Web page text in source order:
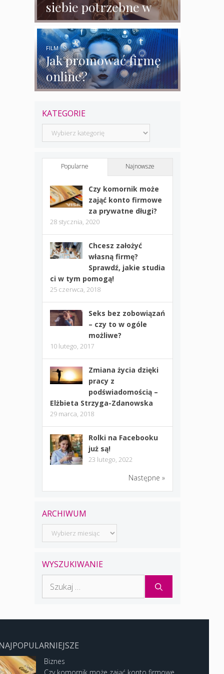
siebie potrzebne w
biznesie?
Jak promować firmę
online?
FILM
KATEGORIE
Kategorie
Popularne Najnowsze
Czy komornik może
zająć konto firmowe
za prywatne długi?
28 stycznia, 2020
Chcesz założyć
własną firmę?
Sprawdź, jakie studia
ci w tym pomogą!
25 czerwca, 2018
Seks bez zobowiązań
– czy to w ogóle
możliwe?
10 lutego, 2017
Zmiana życia dzięki
pracy z
podświadomością –
Elżbieta Strzyga-Zdanowska
29 marca, 2018
Rolki na Facebooku
już są!
23 lutego, 2022
Następne »
ARCHIWUM
Archiwum
WYSZUKIWANIE
Biznes